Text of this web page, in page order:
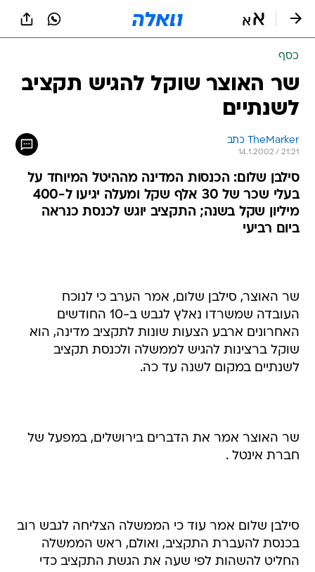
כסף
שר האוצר שוקל להגיש תקציב
לשנתיים
TheMarker כתב
14.1.2002 / 21:21
סילבן שלום: הכנסות המדינה מההיטל המיוחד על
בעלי שכר של 30 אלף שקל ומעלה יגיעו ל-400
מיליון שקל בשנה; התקציב יוגש לכנסת כנראה
ביום רביעי
שר האוצר, סילבן שלום, אמר הערב כי לנוכח
העובדה שמשרדו נאלץ לגבש ב-10 החודשים
האחרונים ארבע הצעות שונות לתקציב מדינה, הוא
שוקל ברצינות להגיש לממשלה ולכנסת תקציב
לשנתיים במקום לשנה עד כה.
שר האוצר אמר את הדברים בירושלים, במפעל של
חברת אינטל .
סילבן שלום אמר עוד כי הממשלה הצליחה לגבש רוב
בכנסת להעברת התקציב, ואולם, ראש הממשלה
החליט להשהות לפי שעה את הגשת התקציב כדי